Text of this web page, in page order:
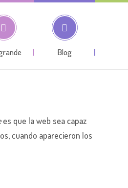
Blog
es que la web sea capaz
cuando aparecieron los